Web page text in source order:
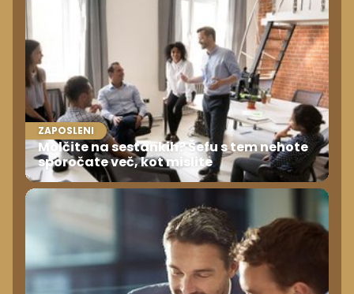
ZAPOSLENI
Molčite na sestankih? Šefu s tem nehote
sporočate več, kot mislite